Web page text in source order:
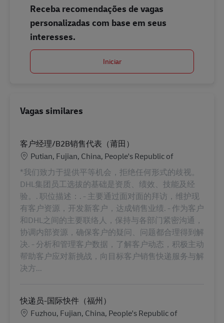
Receba recomendações de vagas
personalizadas com base em seus
interesses.
Iniciar
Vagas similares
客户经理/B2B销售代表（莆田）
Localização
Putian, Fujian, China, People's Republic of
*我们致力于提供平等机会，拒绝任何形式的歧视。
DHL集团员工选拔的基础是资质、绩效、技能及经
验。. 职位描述：. - 主要通过面对面的拜访，维护现
有客户资源，开发新客户，达成销售业绩. - 作为客户
和DHL之间的主要联络人，保持与各部门紧密沟通，
协调内部资源，确保客户的疑问、问题都合理得到解
决. - 分析和管理客户数据，了解客户动态，积极主动
帮助客户应对新挑战，向目标客户销售快递服务与解
决方...
快递员-国际快件（福州）
Localização
Fuzhou, Fujian, China, People's Republic of